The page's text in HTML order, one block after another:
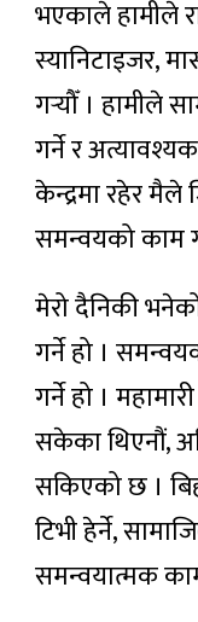
भएकाले हामीले
स्यानिटाइजर,
गर्‍यौँ । हामीले
गर्ने र
केन्द्रमा रहेर
समन्वयको काम
मेरो दैनिकी
गर्ने हो ।
गर्ने हो ।
सकेका थिएनौं,
सकिएको छ ।
टिभी हेर्ने,
समन्वयात्मक